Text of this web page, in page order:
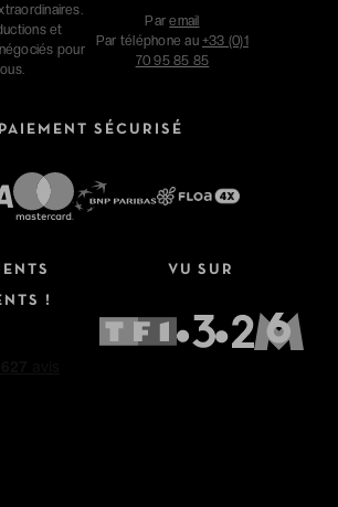
et
pour
Paremail
Par téléphone au +33 (0)1
70 95 85 85
PAIEMENT SÉCURISÉ
!
VU SUR